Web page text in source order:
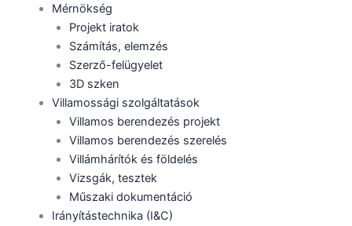
Mérnökség
Projekt iratok
Számítás, elemzés
Szerző-felügyelet
3D szken
Villamossági szolgáltatások
Villamos berendezés projekt
Villamos berendezés szerelés
Villámhárítók és földelés
Vizsgák, tesztek
Műszaki dokumentáció
Irányítástechnika (I&C)